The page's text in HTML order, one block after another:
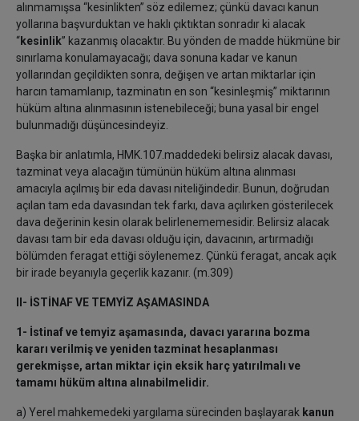
alınmamışsa “kesinlikten” söz edilemez; çünkü davacı kanun
yollarına başvurduktan ve haklı çıktıktan sonradır ki alacak
“kesinlik” kazanmış olacaktır. Bu yönden de madde hükmüne bir
sınırlama konulamayacağı; dava sonuna kadar ve kanun
yollarından geçildikten sonra, değişen ve artan miktarlar için
harcın tamamlanıp, tazminatın en son “kesinleşmiş” miktarının
hüküm altına alınmasının istenebileceği; buna yasal bir engel
bulunmadığı düşüncesindeyiz.
Başka bir anlatımla, HMK.107.maddedeki belirsiz alacak davası,
tazminat veya alacağın tümünün hüküm altına alınması
amacıyla açılmış bir eda davası niteliğindedir. Bunun, doğrudan
açılan tam eda davasından tek farkı, dava açılırken gösterilecek
dava değerinin kesin olarak belirlenememesidir. Belirsiz alacak
davası tam bir eda davası olduğu için, davacının, artırmadığı
bölümden feragat ettiği söylenemez. Çünkü feragat, ancak açık
bir irade beyanıyla geçerlik kazanır. (m.309)
II- İSTİNAF VE TEMYİZ AŞAMASINDA
1- İstinaf ve temyiz aşamasında, davacı yararına bozma
kararı verilmiş ve yeniden tazminat hesaplanması
gerekmişse, artan miktar için eksik harç yatırılmalı ve
tamamı hüküm altına alınabilmelidir.
a) Yerel mahkemedeki yargılama sürecinden başlayarak kanun